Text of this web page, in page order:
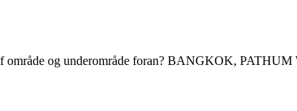
af område og underområde foran? BANGKOK,